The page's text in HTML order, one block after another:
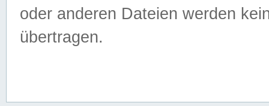
oder anderen Dateien werden
übertragen.